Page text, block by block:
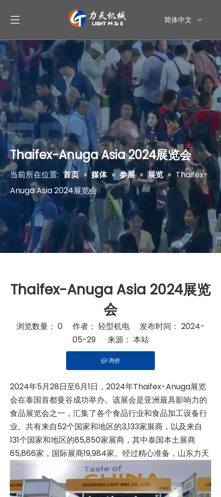
简体中文
العربية
Pусский
Español
Thaifex-Anuga Asia 2024展览会
当前所在位置: 首页 » 媒体 » 参展 » 展览 » Thaifex-
Anuga Asia 2024展览会
Thaifex-Anuga Asia 2024展览
会
浏览数量： 0 作者： 轻型机电 发布时间： 2024-
05-29 来源： 本站
询价
2024年5月28日至6月1日，2024年Thaifex-Anuga展览
会在泰国首都曼谷成功举办。该展会是亚洲最具影响力的
食品展览会之一，汇集了各个食品行业和食品加工设备行
业。共有来自52个国家和地区的3,133家展商，以及来自
131个国家和地区的85,850家展商，其中泰国本土展商
65,866家，国际展商19,984家。 经过精心准备，山东力天